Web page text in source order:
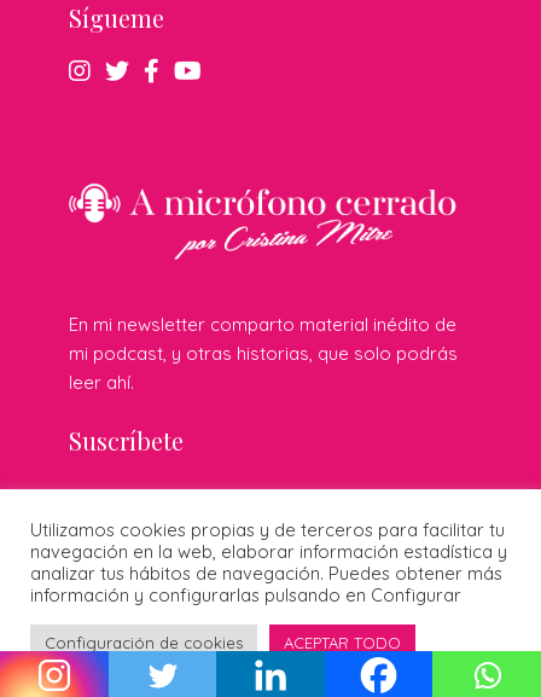
Sígueme
En mi newsletter comparto material inédito de
mi podcast, y otras historias, que solo podrás
leer ahí.
Suscríbete
© 2026 Cristina Mitre · Todos los derechos reservados ·
Publicidad responsable
Protección de datos Cookies
Diseñado por:
Utilizamos cookies propias y de terceros para facilitar tu
navegación en la web, elaborar información estadística y
analizar tus hábitos de navegación. Puedes obtener más
información y configurarlas pulsando en Configurar
Configuración de cookies ACEPTAR TODO